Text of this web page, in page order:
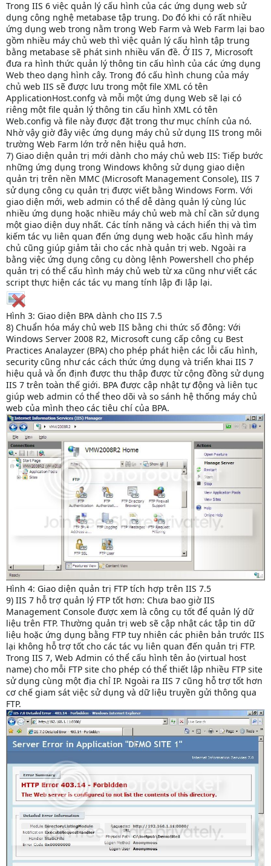
Trong IIS 6 việc quản lý cấu hình của các ứng dụng web sử
dụng công nghệ metabase tập trung. Do đó khi có rất nhiều
ứng dụng web trong nằm trong Web Farm và Web Farm lại bao
gồm nhiều máy chủ web thì việc quản lý cấu hình tập trung
bằng metabase sẽ phát sinh nhiều vấn đề. Ở IIS 7, Microsoft
đưa ra hình thức quản lý thông tin cấu hình của các ứng dụng
Web theo dạng hình cây. Trong đó cấu hình chung của máy
chủ web IIS sẽ được lưu trong một file XML có tên
ApplicationHost.confg và mỗi một ứng dụng Web sẽ lại có
riêng một file quản lý thông tin cấu hình XML có tên
Web.config và file này được đặt trong thư mục chính của nó.
Nhờ vậy giờ đây việc ứng dụng máy chủ sử dụng IIS trong môi
trường Web Farm lớn trở nên hiệu quả hơn.
7) Giao diện quản trị mới dành cho máy chủ web IIS: Tiếp bước
những ứng dụng trong Windows không sử dụng giao diện
quản trị trên nền MMC (Microsoft Management Console), IIS 7
sử dụng công cụ quản trị được viết bằng Windows Form. Với
giao diện mới, web admin có thể dễ dàng quản lý cùng lúc
nhiều ứng dụng hoặc nhiều máy chủ web mà chỉ cần sử dụng
một giao diện duy nhất. Các tính năng và cách hiển thị và tìm
kiếm tác vụ liên quan đến ứng dụng web hoặc cấu hình máy
chủ cũng giúp giảm tải cho các nhà quản trị web. Ngoài ra
bằng việc ứng dụng công cụ dòng lệnh Powershell cho phép
quản trị có thể cấu hình máy chủ web từ xa cũng như viết các
script thực hiện các tác vụ mang tính lập đi lập lại.
Hình 3: Giao diện BPA dành cho IIS 7.5
8) Chuẩn hóa máy chủ web IIS bằng chi thức số đông: Với
Windows Server 2008 R2, Microsoft cung cấp công cụ Best
Practices Analayzer (BPA) cho phép phát hiện các lỗi cấu hình,
security cũng như các cách thức ứng dụng và triển khai IIS 7
hiệu quả và ổn định được thu thập được từ cộng đồng sử dụng
IIS 7 trên toàn thế giới. BPA được cập nhật tự động và liên tục
giúp web admin có thể theo dõi và so sánh hệ thống máy chủ
web của mình theo các tiêu chí của BPA.
Hình 4: Giao diện quản trị FTP tích hợp trên IIS 7.5
9) IIS 7 hỗ trợ quản lý FTP tốt hơn: Chưa bao giờ IIS
Management Console được xem là công cụ tốt để quản lý dữ
liệu trên FTP. Thường quản trị web sẽ cập nhật các tập tin dữ
liệu hoặc ứng dụng bằng FTP tuy nhiên các phiên bản trước IIS
lại không hỗ trợ tốt cho các tác vụ liên quan đến quản trị FTP.
Trong IIS 7, Web Admin có thể cấu hình tên ảo (virtual host
name) cho mỗi FTP site cho phép có thể thiết lập nhiều FTP site
sử dụng cùng một địa chỉ IP. Ngoài ra IIS 7 cũng hỗ trợ tốt hơn
cơ chế giam sát việc sử dụng và dữ liệu truyền gửi thông qua
FTP.